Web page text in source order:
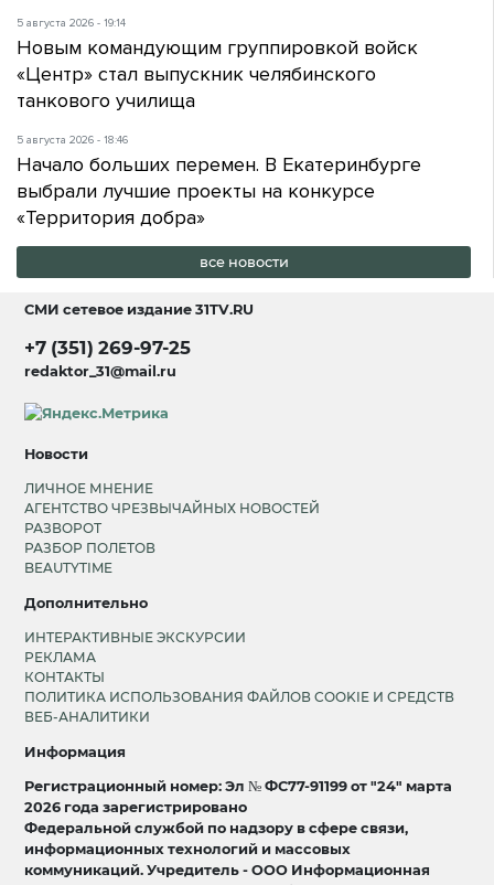
5 августа 2026 - 19:14
Новым командующим группировкой войск
«Центр» стал выпускник челябинского
танкового училища
5 августа 2026 - 18:46
Начало больших перемен. В Екатеринбурге
выбрали лучшие проекты на конкурсе
«Территория добра»
все новости
СМИ сетевое издание31TV.RU
+7 (351) 269-97-25
redaktor_31@mail.ru
Новости
ЛИЧНОЕ МНЕНИЕ
АГЕНТСТВО ЧРЕЗВЫЧАЙНЫХ НОВОСТЕЙ
РАЗВОРОТ
РАЗБОР ПОЛЕТОВ
BEAUTYTIME
Дополнительно
ИНТЕРАКТИВНЫЕ ЭКСКУРСИИ
РЕКЛАМА
КОНТАКТЫ
ПОЛИТИКА ИСПОЛЬЗОВАНИЯ ФАЙЛОВ COOKIE И СРЕДСТВ
ВЕБ-АНАЛИТИКИ
Информация
Регистрационный номер: Эл № ФС77-91199 от "24" марта
2026 года зарегистрировано
Федеральной службой по надзору в сфере связи,
информационных технологий и массовых
коммуникаций. Учредитель - ООО Информационная